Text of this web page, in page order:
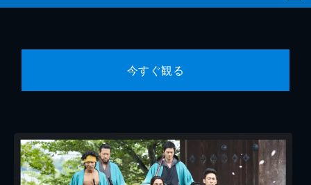
今すぐ観る